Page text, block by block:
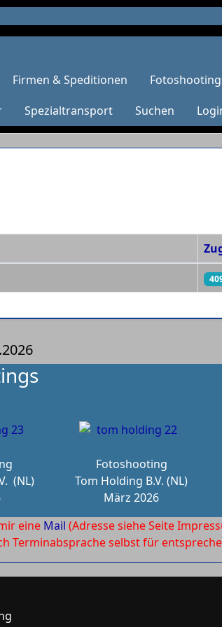
Firmen & Speditionen
Spezialtransport Suchen
(NL)
Fotoshooting
Tom Holding B.V. (NL)
März 2026
eine Mail (Adresse siehe Seite
Terminabsprache selbst für